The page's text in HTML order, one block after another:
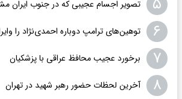
۵ تصویر اجسام عجیبی که در جنوب ایران
۶ توهین‌های ترامپ دوباره احمدی‌نژاد را
۷ برخورد عجیب محافظ عراقی با پزشکیان
۸ آخرین لحظات حضور رهبر شهید در تهران